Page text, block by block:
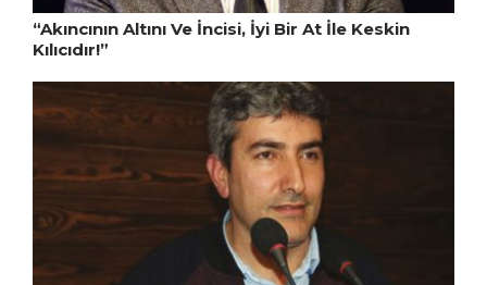
“Akıncının Altını Ve İncisi, İyi Bir At İle Keskin
Kılıcıdır!”